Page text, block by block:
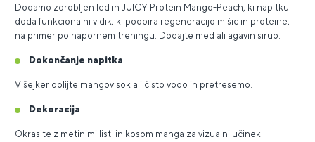
Dodamo zdrobljen led in JUICY Protein Mango-Peach, ki napitku
doda funkcionalni vidik, ki podpira regeneracijo mišic in proteine,
na primer po napornem treningu. Dodajte med ali agavin sirup.
Dokončanje napitka
V šejker dolijte mangov sok ali čisto vodo in pretresemo.
Dekoracija
Okrasite z metinimi listi in kosom manga za vizualni učinek.